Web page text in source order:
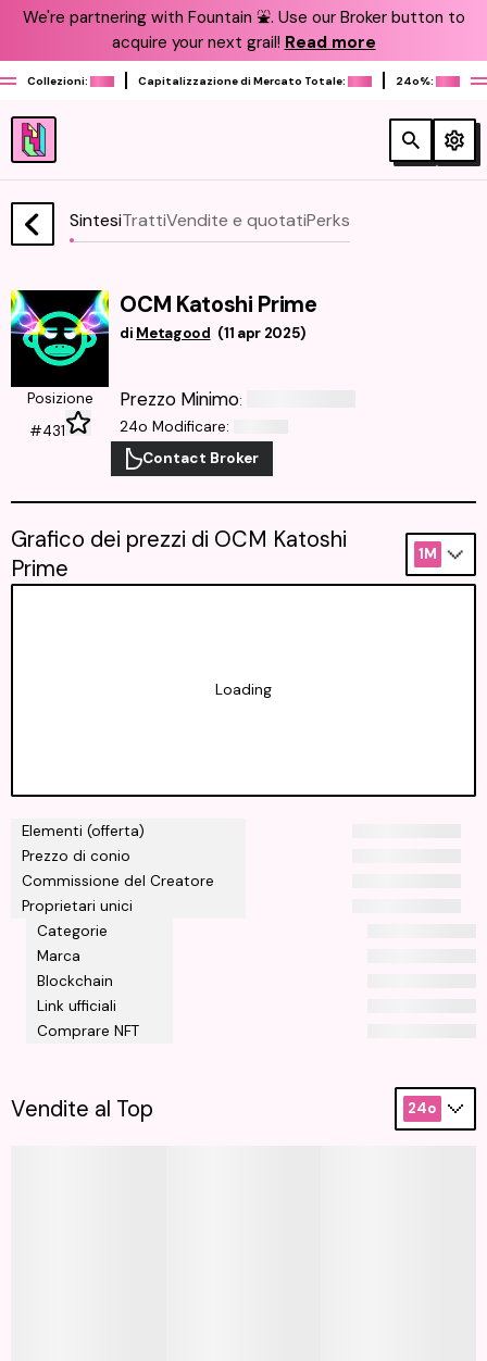
We're partnering with Fountain ⛲️. Use our Broker button to
acquire your next grail! Read more
Collezioni: Capitalizzazione di Mercato Totale: 24o%:
SintesiTrattiVendite e quotatiPerks
OCM Katoshi Prime
di Metagood (11 apr 2025)
Posizione
#431
Prezzo Minimo:
24o Modificare:
Contact Broker
Elementi (offerta)
Prezzo di conio
Commissione del Creatore
Proprietari unici
Categorie
Marca
Blockchain
Link ufficiali
Comprare NFT
Grafico dei prezzi di OCM Katoshi
Prime
1M
Loading
Vendite al Top 24o